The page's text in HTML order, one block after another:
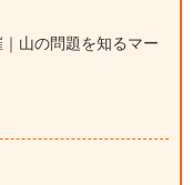
山の問題を知るマー